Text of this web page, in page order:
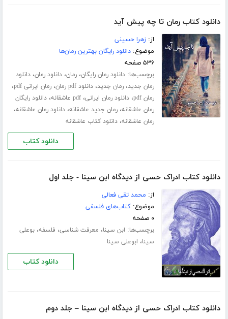
دانلود کتاب رمان تا چه پیش آید
از:زهرا حسینی
موضوع:دانلود رایگان بهترین رمان‌ها
۵۳۶ صفحه
برچسب‌ها:دانلود رمان رایگان،رمان،دانلود رمان،دانلود
رمان جدید،رمان جدید،دانلود pdf رمان ،رمان ایرانی pdf ،
رمان pdf ،دانلود رمان ایرانی،pdf عاشقانه ،دانلود رایگان
رمان عاشقانه،رمان جدید عاشقانه،دانلود رمان عاشقانه،
رمان عاشقانه،دانلود کتاب عاشقانه
دانلود کتاب
دانلود کتاب ادراک حسی از دیدگاه ابن سینا - جلد اول
از: محمد تقی فعالی
موضوع:کتاب‌های فلسفی
۰ صفحه
برچسب‌ها: ابن سینا، معرفت شناسى، فلسفه،بوعلی
سینا، ابوعلی سینا
دانلود کتاب
دانلود کتاب ادراک حسی از دیدگاه ابن سینا – جلد دوم